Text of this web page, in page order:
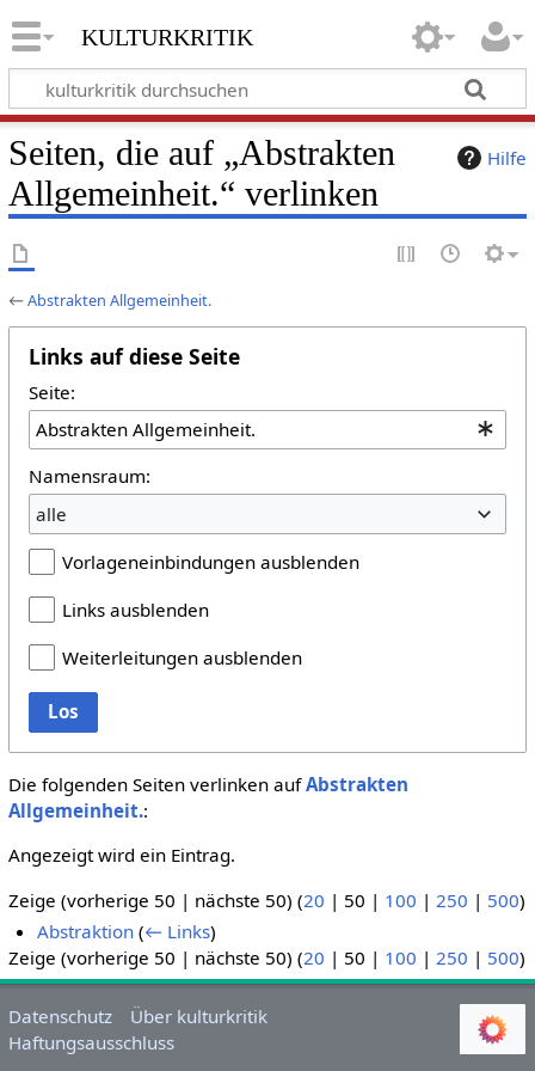
kulturkritik
Hilfe
Seiten, die auf „Abstrakten
Allgemeinheit.“ verlinken
←Abstrakten Allgemeinheit.
Links auf diese Seite
Seite:
Namensraum:
alle
Vorlageneinbindungen ausblenden
Links ausblenden
Weiterleitungen ausblenden
Los
Die folgenden Seiten verlinken aufAbstrakten
Allgemeinheit.:
Angezeigt wird ein Eintrag.
Zeige (vorherige 50 | nächste 50) (20 | 50 | 100 | 250 | 500)
Abstraktion (← Links)
Zeige (vorherige 50 | nächste 50) (20 | 50 | 100 | 250 | 500)
Datenschutz
Über kulturkritik
Haftungsausschluss